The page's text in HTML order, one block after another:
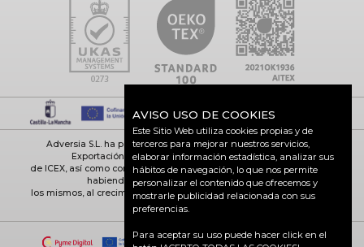
Adversia S.L. ha participado en el Programa de Iniciación a la
Exportación ICEX-Next, y ha contado con el apoyo
de ICEX, así como con la cofinanciación de Fondos europeos FEDER,
habiendo contribuido según la medida de
los mismos, al crecimiento económico de esta empresa, su región y
de España en su conjunto
AVISO USO DE COOKIES
Este Sitio Web utiliza cookies propias y de
terceros para mejorar nuestros servicios,
elaborar información estadística, analizar sus
hábitos de navegación, lo que nos permite
personalizar el contenido que ofrecemos y
mostrarle publicidad relacionada con sus
preferencias.
Para aceptar su uso puede hacer click en el